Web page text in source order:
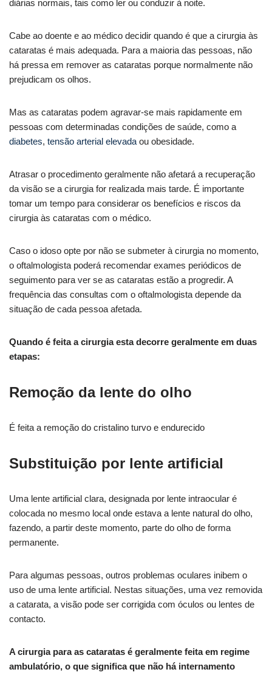
diárias normais, tais como ler ou conduzir à noite.
Cabe ao doente e ao médico decidir quando é que a cirurgia às
cataratas é mais adequada. Para a maioria das pessoas, não
há pressa em remover as cataratas porque normalmente não
prejudicam os olhos.
Mas as cataratas podem agravar-se mais rapidamente em
pessoas com determinadas condições de saúde, como a
diabetes, tensão arterial elevada ou obesidade.
Atrasar o procedimento geralmente não afetará a recuperação
da visão se a cirurgia for realizada mais tarde. É importante
tomar um tempo para considerar os benefícios e riscos da
cirurgia às cataratas com o médico.
Caso o idoso opte por não se submeter à cirurgia no momento,
o oftalmologista poderá recomendar exames periódicos de
seguimento para ver se as cataratas estão a progredir. A
frequência das consultas com o oftalmologista depende da
situação de cada pessoa afetada.
Quando é feita a cirurgia esta decorre geralmente em duas
etapas:
Remoção da lente do olho
É feita a remoção do cristalino turvo e endurecido
Substituição por lente artificial
Uma lente artificial clara, designada por lente intraocular é
colocada no mesmo local onde estava a lente natural do olho,
fazendo, a partir deste momento, parte do olho de forma
permanente.
Para algumas pessoas, outros problemas oculares inibem o
uso de uma lente artificial. Nestas situações, uma vez removida
a catarata, a visão pode ser corrigida com óculos ou lentes de
contacto.
A cirurgia para as cataratas é geralmente feita em regime
ambulatório, o que significa que não há internamento